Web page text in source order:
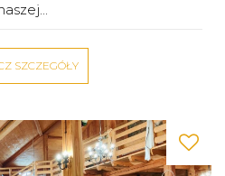
SZCZEGÓŁY